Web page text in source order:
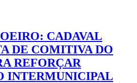
CADAVAL
DE COMITIVA DO
REFORÇAR
INTERMUNICIPAL